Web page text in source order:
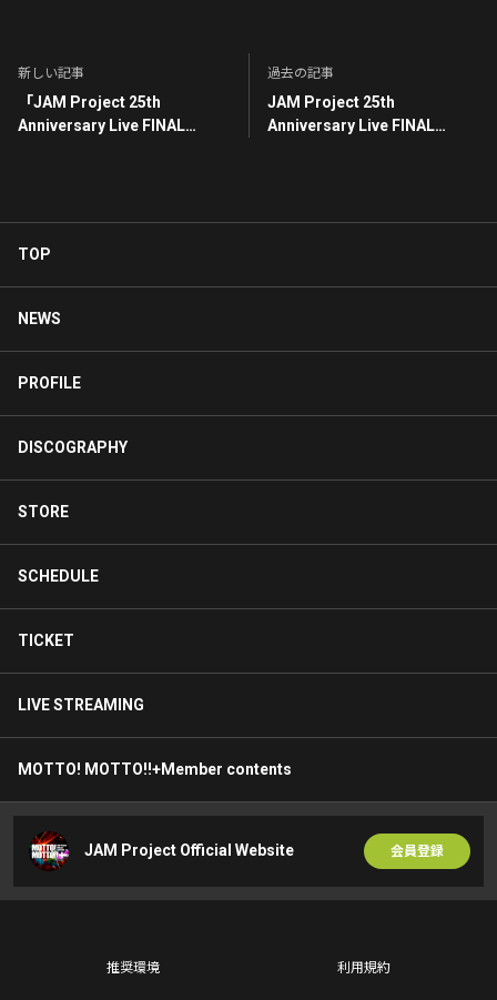
新しい記事
「JAM Project 25th
Anniversary Live FINAL
過去の記事
JAM Project 25th
Anniversary Live FINAL
TOP
NEWS
PROFILE
DISCOGRAPHY
STORE
SCHEDULE
TICKET
LIVE STREAMING
MOTTO! MOTTO!!+Member contents
JAM Project Official Website 会員登録
推奨環境 利用規約